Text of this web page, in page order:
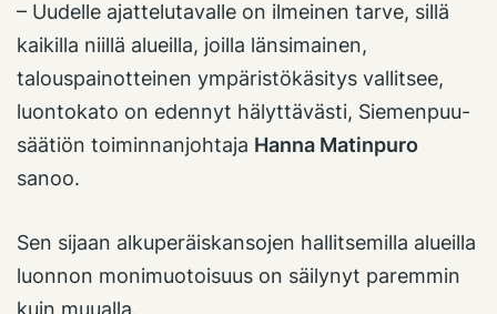
– Uudelle ajattelutavalle on ilmeinen tarve, sillä
kaikilla niillä alueilla, joilla länsimainen,
talouspainotteinen ympäristökäsitys vallitsee,
luontokato on edennyt hälyttävästi, Siemenpuu-
säätiön toiminnanjohtaja Hanna Matinpuro
sanoo.
Sen sijaan alkuperäiskansojen hallitsemilla alueilla
luonnon monimuotoisuus on säilynyt paremmin
kuin muualla.